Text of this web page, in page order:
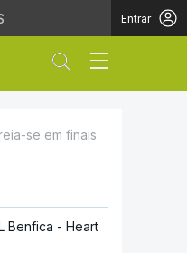
Entrar
Abrir campo
se em finais
Benfica - Heart